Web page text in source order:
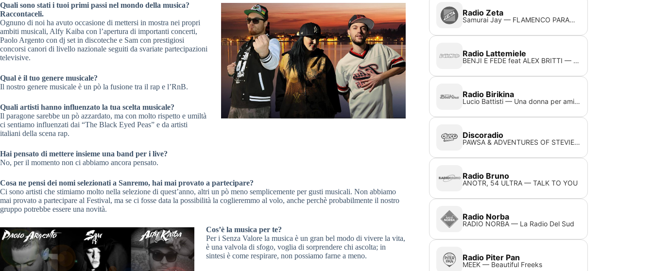
Quali sono stati i tuoi primi passi nel mondo della musica?
Raccontaceli.
Ognuno di noi ha avuto occasione di mettersi in mostra nei propri
ambiti musicali, Alfy Kaiba con l’apertura di importanti concerti,
Paolo Argento con dj set in discoteche e Sam con prestigiosi
concorsi canori di livello nazionale seguiti da svariate partecipazioni
televisive.
Qual è il tuo genere musicale?
Il nostro genere musicale è un pò la fusione tra il rap e l’RnB.
Quali artisti hanno influenzato la tua scelta musicale?
Il paragone sarebbe un pò azzardato, ma con molto rispetto e umiltà
ci sentiamo influenzati dai “The Black Eyed Peas” e da artisti
italiani della scena rap.
Hai pensato di mettere insieme una band per i live?
No, per il momento non ci abbiamo ancora pensato.
Cosa ne pensi dei nomi selezionati a Sanremo, hai mai provato a partecipare?
Ci sono artisti che stimiamo molto nella selezione di quest’anno, altri un pò meno semplicemente per gusti musicali. Non abbiamo
mai provato a partecipare al Festival, ma se ci fosse data la possibilità la coglieremmo al volo, anche perchè probabilmente il nostro
gruppo potrebbe essere una novità.
Cos’è la musica per te?
Per i Senza Valore la musica è un gran bel modo di vivere la vita,
è una valvola di sfogo, voglia di sorprendere chi ascolta; in
sintesi è come respirare, non possiamo farne a meno.
Radio Zeta
Samurai Jay — FLAMENCO PARANOIA
Radio Lattemiele
BENJI E FEDE feat ALEX BRITTI — W LA VASCA
Radio Birikina
Lucio Battisti — Una donna per amico
Discoradio
PAWSA & ADVENTURES OF STEVIE V — DIRTY CASH (MONEY TALKS)
Radio Bruno
ANOTR, 54 ULTRA — TALK TO YOU
Radio Norba
RADIO NORBA — La Radio Del Sud
Radio Piter Pan
MEEK — Beautiful Freeks